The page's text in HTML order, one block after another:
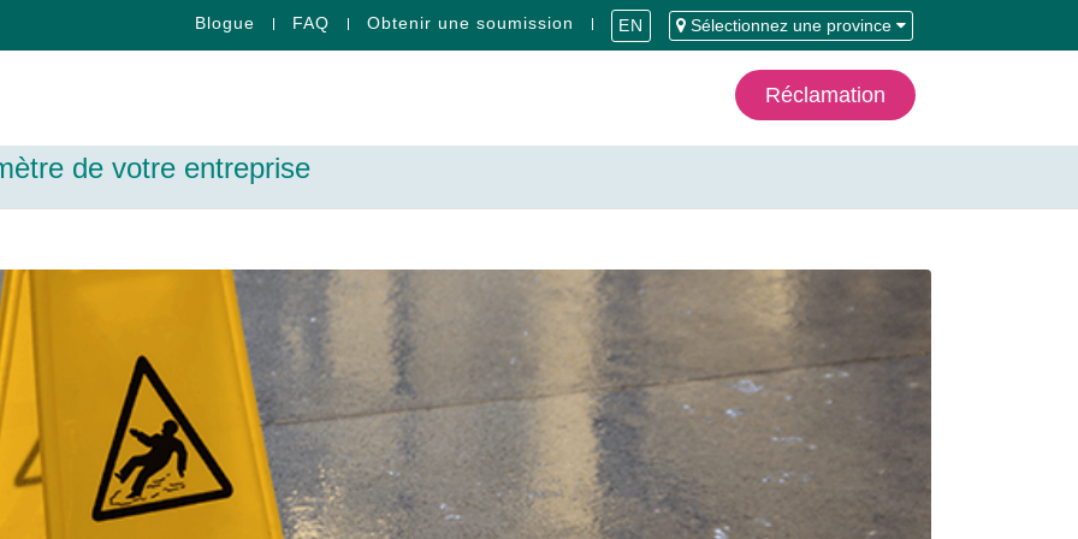
Blogue FAQ Obtenir une soumission EN Sélectionnez une province
Réclamation
de votre entreprise